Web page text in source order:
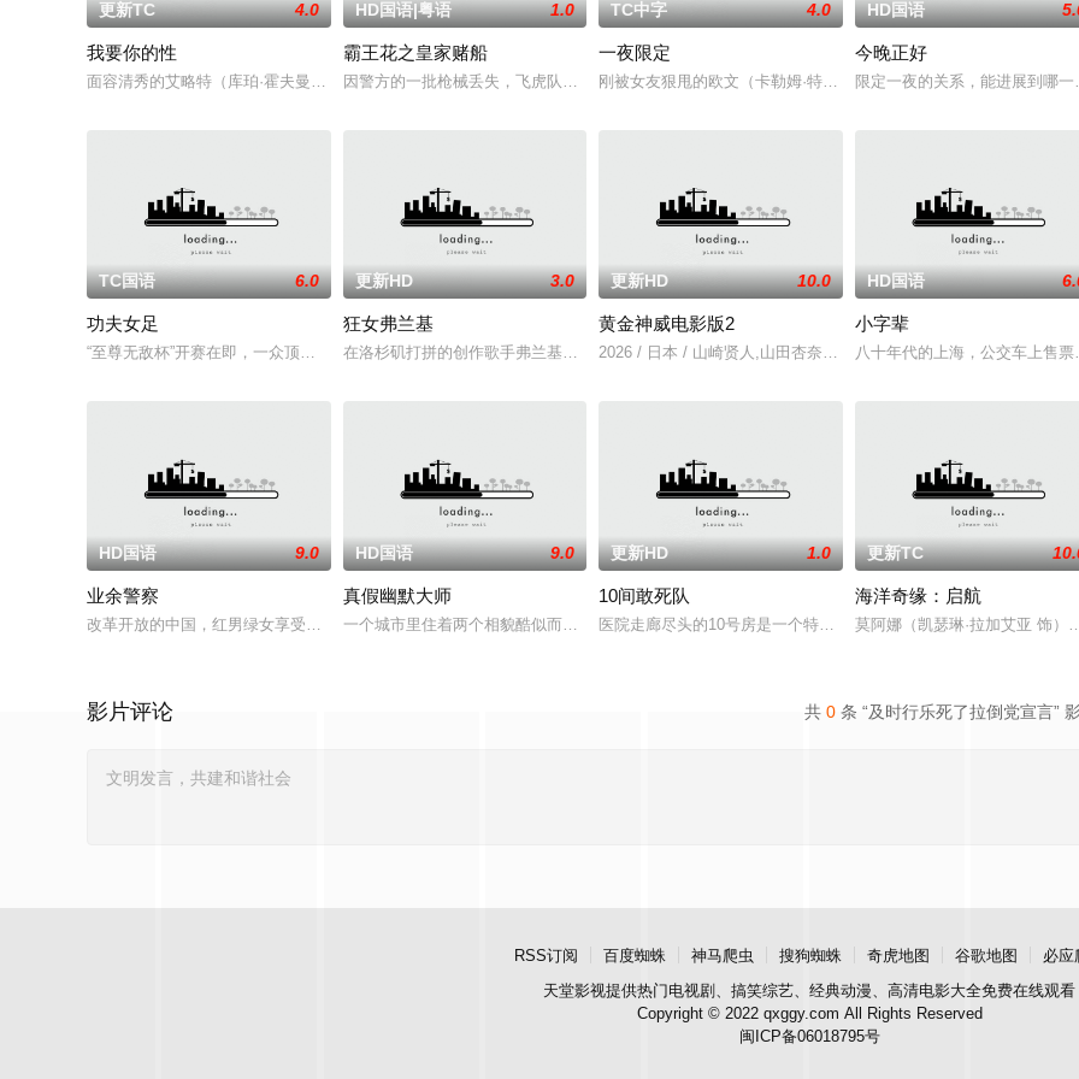
更新TC 4.0
我要你的性
面容清秀的艾略特（库珀·霍夫曼 Cooper Hoffman 饰）在著名艺术家艾丽卡·特蕾西（奥利维亚·王尔德 Olivia Wilde 饰）那里找到了
HD国语|粤语 1.0
霸王花之皇家赌船
因警方的一批枪械丢失，飞虎队简sir（冯淬帆 饰）被上峰怒批，并受命重新组建训练霸王花。简sir与吴长
TC中字 4.0
一夜限定
刚被女友狠甩的欧文（卡勒姆·特纳 饰）和满怀浪漫情怀和希望的艾
HD国语
今晚正好
限定一夜的关系，能进展到哪
TC国语 6.0
功夫女足
“至尊无敌杯”开赛在即，一众顶尖球队即将展开一场前所未有的巅峰对决！而此时的功夫女足队员们开局直接拿了地狱难度剧本？！对手各个身
更新HD 3.0
狂女弗兰基
在洛杉矶打拼的创作歌手弗兰基，常年被童年创伤纠缠，还要忍受音乐行业无处不在的身材羞辱、渗透在
更新HD 10.0
黄金神威电影版2
2026 / 日本 / 山崎贤人,山田杏奈,真荣田乡敦,工藤阿须加,柳俊太郎
HD国语
小字辈
八十年代的上海，公交车上售
HD国语 9.0
业余警察
改革开放的中国，红男绿女享受着时代的馈赠，但是许多青年被西方腐朽堕落的价值观所蛊惑，失去了蓬勃向上的劲头与朝气。花城汽水厂的青
HD国语 9.0
真假幽默大师
一个城市里住着两个相貌酷似而又同名同姓人一个教师肖冠一个笑星肖冠笑星肖冠受不了永无休止困扰和
更新HD 1.0
10间敢死队
医院走廊尽头的10号房是一个特别的存在，别看这里住着的都是重
更新TC
海洋奇缘：启航
莫阿娜（凯瑟琳·拉加艾亚 饰）
共 0 条 “及时行乐死了拉倒党宣言”
影片评论
RSS订阅 百度蜘蛛 神马爬虫 搜狗蜘蛛 奇虎地图 谷歌地图
必应
天堂影视提供热门电视剧、搞笑综艺、经典动漫、高清电影大全免费在线观看
Copyright © 2022 qxggy.com All Rights Reserved
闽ICP备06018795号